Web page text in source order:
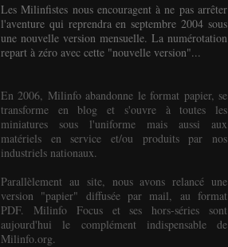
Les Milinfistes nous encouragent à ne pas arrêter
l'aventure qui reprendra en septembre 2004 sous
une nouvelle version mensuelle. La numérotation
repart à zéro avec cette "nouvelle version"...
En 2006, Milinfo abandonne le format papier, se
transforme en blog et s'ouvre à toutes les
miniatures sous l'uniforme mais aussi aux
matériels en service et/ou produits par nos
industriels nationaux.
Parallèlement au site, nous avons relancé une
version "papier" diffusée par mail, au format
PDF. Milinfo Focus et ses hors-séries sont
aujourd'hui le complément indispensable de
Milinfo.org.